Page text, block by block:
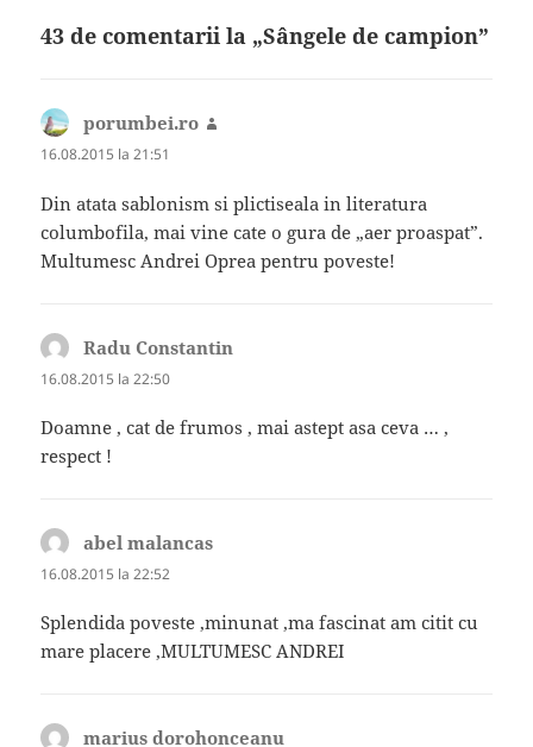
43 de comentarii la „Sângele de campion”
porumbei.ro
16.08.2015 la 21:51
Din atata sablonism si plictiseala in literatura
columbofila, mai vine cate o gura de „aer proaspat”.
Multumesc Andrei Oprea pentru poveste!
Radu Constantin
16.08.2015 la 22:50
Doamne , cat de frumos , mai astept asa ceva … ,
respect !
abel malancas
16.08.2015 la 22:52
Splendida poveste ,minunat ,ma fascinat am citit cu
mare placere ,MULTUMESC ANDREI
marius dorohonceanu